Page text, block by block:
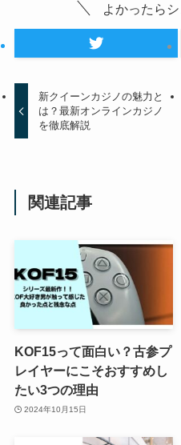
よかったら
新クイーンカジノの魅力と
は？最新オンラインカジノ
を徹底解説
関連記事
KOF15って面白い？古参プ
レイヤーにこそおすすめし
たい3つの理由
2024年10月15日